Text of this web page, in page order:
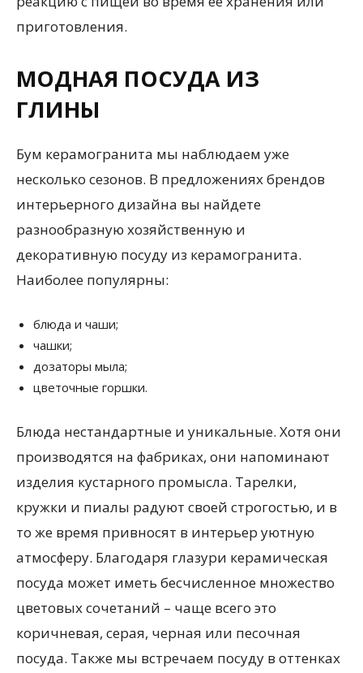
приготовления.
МОДНАЯ ПОСУДА ИЗ
ГЛИНЫ
Бум керамогранита мы наблюдаем уже
несколько сезонов. В предложениях брендов
интерьерного дизайна вы найдете
разнообразную хозяйственную и
декоративную посуду из керамогранита.
Наиболее популярны:
блюда и чаши;
чашки;
дозаторы мыла;
цветочные горшки.
Блюда нестандартные и уникальные. Хотя они
производятся на фабриках, они напоминают
изделия кустарного промысла. Тарелки,
кружки и пиалы радуют своей строгостью, и в
то же время привносят в интерьер уютную
атмосферу. Благодаря глазури керамическая
посуда может иметь бесчисленное множество
цветовых сочетаний – чаще всего это
коричневая, серая, черная или песочная
посуда. Также мы встречаем посуду в оттенках